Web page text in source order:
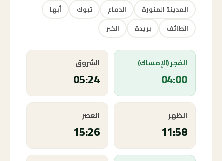
المدينة المنورة
الدمام تبوك
أبها
الطائف
بريدة الخبر
الفجر (الإمساك)
04:00
الشروق
05:24
الظهر
11:58
العصر
15:26